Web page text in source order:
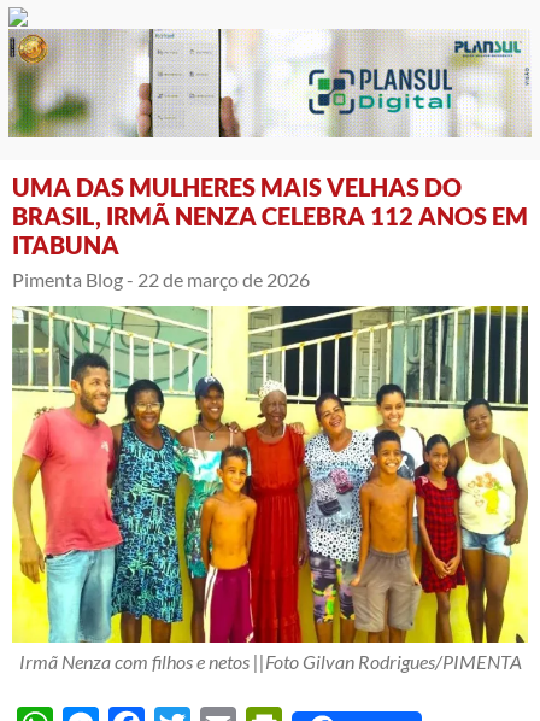
UMA DAS MULHERES MAIS VELHAS DO
BRASIL, IRMÃ NENZA CELEBRA 112 ANOS EM
ITABUNA
Pimenta Blog - 22 de março de 2026
Irmã Nenza com filhos e netos ||Foto Gilvan Rodrigues/PIMENTA